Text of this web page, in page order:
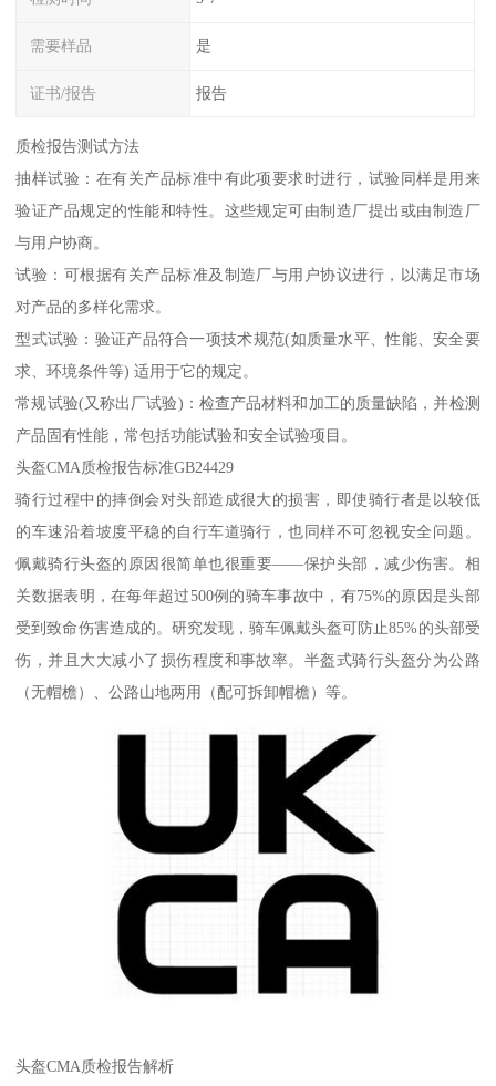
需要样品 是
证书/报告 报告
质检报告测试方法
抽样试验：在有关产品标准中有此项要求时进行，试验同样是用来
验证产品规定的性能和特性。这些规定可由制造厂提出或由制造厂
与用户协商。
试验：可根据有关产品标准及制造厂与用户协议进行，以满足市场
对产品的多样化需求。
型式试验：验证产品符合一项技术规范(如质量水平、性能、安全要
求、环境条件等) 适用于它的规定。
常规试验(又称出厂试验)：检查产品材料和加工的质量缺陷，并检测
产品固有性能，常包括功能试验和安全试验项目。
头盔CMA质检报告标准GB24429
骑行过程中的摔倒会对头部造成很大的损害，即使骑行者是以较低
的车速沿着坡度平稳的自行车道骑行，也同样不可忽视安全问题。
佩戴骑行头盔的原因很简单也很重要——保护头部，减少伤害。相
关数据表明，在每年超过500例的骑车事故中，有75%的原因是头部
受到致命伤害造成的。研究发现，骑车佩戴头盔可防止85%的头部受
伤，并且大大减小了损伤程度和事故率。半盔式骑行头盔分为公路
（无帽檐）、公路山地两用（配可拆卸帽檐）等。
头盔CMA质检报告解析